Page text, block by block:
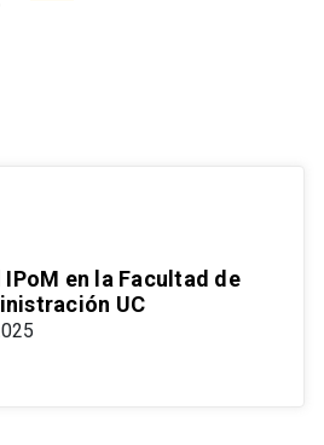
en la Facultad de
UC